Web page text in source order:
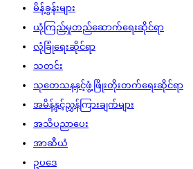
မိန့်ခွန်းများ
ယုံကြည်မှုတည်ဆောက်ရေးဆိုင်ရာ
လုံခြုံရေးဆိုင်ရာ
သတင်း
သုတေသနနှင့်ဖွံ့ဖြိုးတိုးတက်ရေးဆိုင်ရာ
အမိန့်နှင့်ညွှန်ကြားချက်များ
အသိပညာပေး
အာဆီယံ
ဥပဒေ